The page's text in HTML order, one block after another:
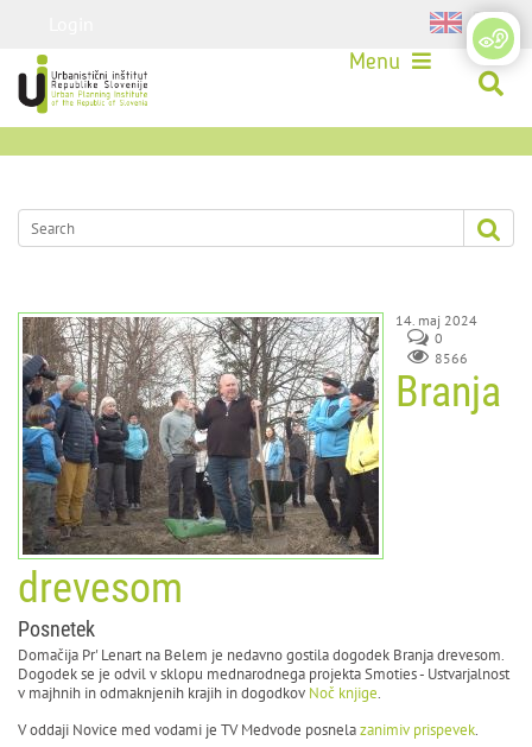
Menu
14. maj 2024
0
8566
Branja
drevesom
Posnetek
Domačija Pr' Lenart na Belem je nedavno gostila dogodek Branja drevesom.
Dogodek se je odvil v sklopu mednarodnega projekta Smoties - Ustvarjalnost
v majhnih in odmaknjenih krajih in dogodkov Noč knjige.
V oddaji Novice med vodami je TV Medvode posnelazanimiv prispevek.